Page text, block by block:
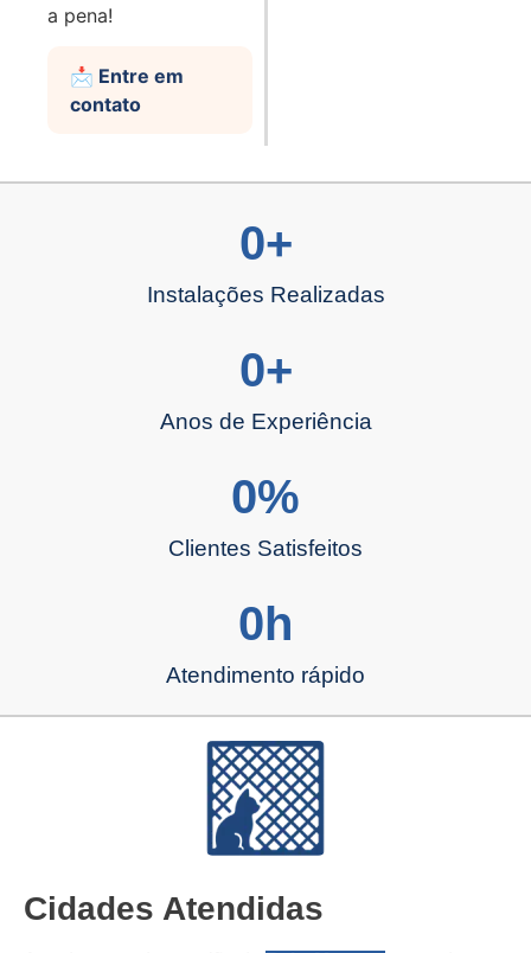
a pena!
📩 Entre em
contato
Instalações Realizadas
0+
Anos de Experiência
0+
Clientes Satisfeitos
0%
Atendimento rápido
0h
Cidades Atendidas